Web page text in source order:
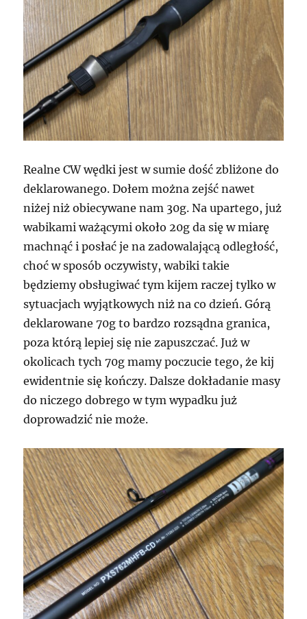
Realne CW wędki jest w sumie dość zbliżone do
deklarowanego. Dołem można zejść nawet
niżej niż obiecywane nam 30g. Na upartego, już
wabikami ważącymi około 20g da się w miarę
machnąć i posłać je na zadowalającą odległość,
choć w sposób oczywisty, wabiki takie
będziemy obsługiwać tym kijem raczej tylko w
sytuacjach wyjątkowych niż na co dzień. Górą
deklarowane 70g to bardzo rozsądna granica,
poza którą lepiej się nie zapuszczać. Już w
okolicach tych 70g mamy poczucie tego, że kij
ewidentnie się kończy. Dalsze dokładanie masy
do niczego dobrego w tym wypadku już
doprowadzić nie może.